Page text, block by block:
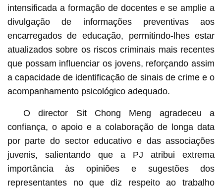
intensificada a formação de docentes e se amplie a
divulgação de informações preventivas aos
encarregados de educação, permitindo-lhes estar
atualizados sobre os riscos criminais mais recentes
que possam influenciar os jovens, reforçando assim
a capacidade de identificação de sinais de crime e o
acompanhamento psicológico adequado.
O director Sit Chong Meng agradeceu a
confiança, o apoio e a colaboração de longa data
por parte do sector educativo e das associações
juvenis, salientando que a PJ atribui extrema
importância às opiniões e sugestões dos
representantes no que diz respeito ao trabalho